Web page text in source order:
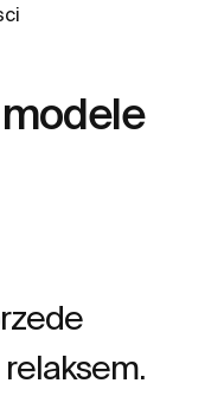
relaksem.